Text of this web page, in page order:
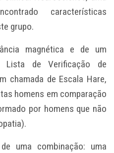
características
grupo.
magnética e de um
Lista de Verificação de
chamada de Escala Hare,
homens em comparação
por homens que não
uma combinação: uma